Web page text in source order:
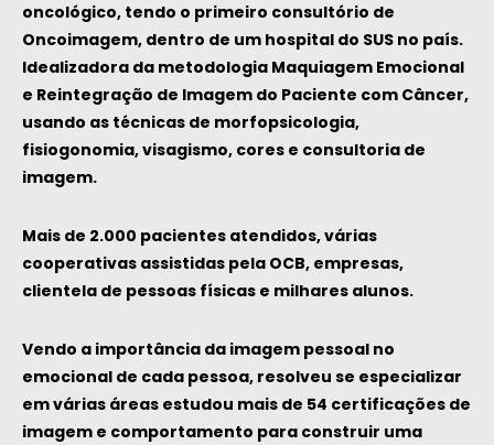
oncológico, tendo o primeiro consultório de
Oncoimagem, dentro de um hospital do SUS no país.
Idealizadora da metodologia Maquiagem Emocional
e Reintegração de Imagem do Paciente com Câncer,
usando as técnicas de morfopsicologia,
fisiogonomia, visagismo, cores e consultoria de
imagem.
Mais de 2.000 pacientes atendidos, várias
cooperativas assistidas pela OCB, empresas,
clientela de pessoas físicas e milhares alunos.
Vendo a importância da imagem pessoal no
emocional de cada pessoa, resolveu se especializar
em várias áreas estudou mais de 54 certificações de
imagem e comportamento para construir uma